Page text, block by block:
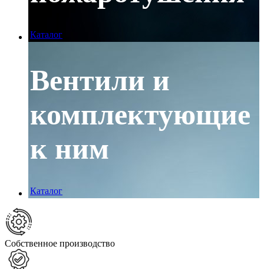
Каталог
Вентили и
комплектующие
к ним
Каталог
Собственное производство